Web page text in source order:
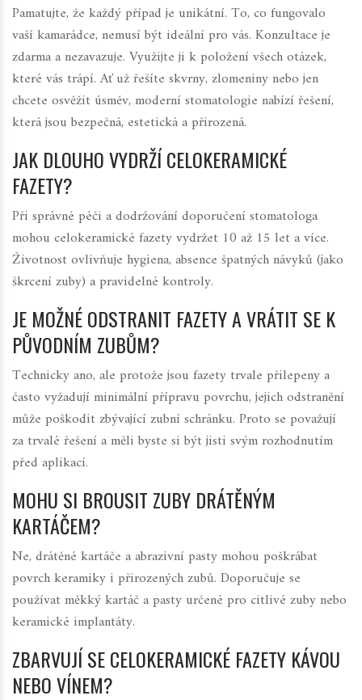
Pamatujte, že každý případ je unikátní. To, co fungovalo
vaší kamarádce, nemusí být ideální pro vás. Konzultace je
zdarma a nezavazuje. Využijte ji k položení všech otázek,
které vás trápí. Ať už řešíte skvrny, zlomeniny nebo jen
chcete osvěžit úsměv, moderní stomatologie nabízí řešení,
která jsou bezpečná, estetická a přirozená.
JAK DLOUHO VYDRŽÍ CELOKERAMICKÉ
FAZETY?
Při správné péči a dodržování doporučení stomatologa
mohou celokeramické fazety vydržet 10 až 15 let a více.
Životnost ovlivňuje hygiena, absence špatných návyků (jako
škrcení zuby) a pravidelné kontroly.
JE MOŽNÉ ODSTRANIT FAZETY A VRÁTIT SE K
PŮVODNÍM ZUBŮM?
Technicky ano, ale protože jsou fazety trvale přilepeny a
často vyžadují minimální přípravu povrchu, jejich odstranění
může poškodit zbývající zubní schránku. Proto se považují
za trvalé řešení a měli byste si být jisti svým rozhodnutím
před aplikací.
MOHU SI BROUSIT ZUBY DRÁTĚNÝM
KARTÁČEM?
Ne, drátěné kartáče a abrazivní pasty mohou poškrábat
povrch keramiky i přirozených zubů. Doporučuje se
používat měkký kartáč a pasty určené pro citlivé zuby nebo
keramické implantáty.
ZBARVUJÍ SE CELOKERAMICKÉ FAZETY KÁVOU
NEBO VÍNEM?